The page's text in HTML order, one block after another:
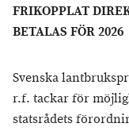
FRIKOPPLAT
BETALAS FÖR 2026
Svenska
r.f. tackar för
statsrådets